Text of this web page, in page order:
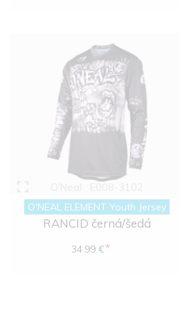
O'NEAL ELEMENT Youth Jersey
RANCID černá/šedá
34.99 €*